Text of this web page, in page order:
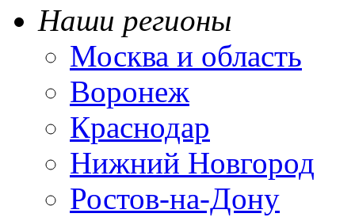
Наши регионы
Москва и область
Воронеж
Краснодар
Нижний Новгород
Ростов-на-Дону